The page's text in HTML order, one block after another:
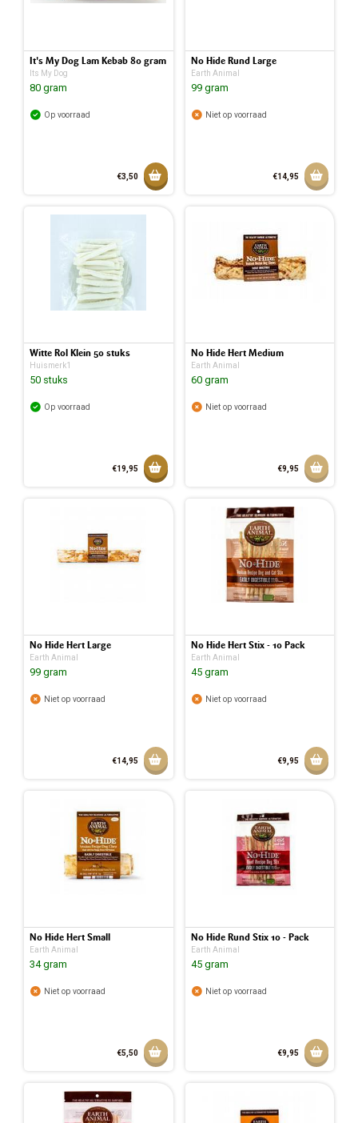
It's My Dog Lam Kebab 80 gram
Its My Dog
80 gram
Op voorraad
€3,50 Toevoegen aan mandje
No Hide Rund Large
Earth Animal
99 gram
Niet op voorraad
€14,95 Aan
Witte Rol Klein 50 stuks
Huismerk1
50 stuks
Op voorraad
€19,95 Toevoegen aan mandje
Toegevoegd aan mandje
No Hide Hert Medium
Earth Animal
60 gram
Niet op voorraad
€9,95 Aan
No Hide Hert Large
Earth Animal
99 gram
Niet op voorraad
€14,95 Aan winkelmandje toevoegen
No Hide Hert Stix - 10 Pack
Earth Animal
45 gram
Niet op voorraad
€9,95 Aan
No Hide Hert Small
Earth Animal
34 gram
Niet op voorraad
€5,50 Aan winkelmandje toevoegen
No Hide Rund Stix 10 - Pack
Earth Animal
45 gram
Niet op voorraad
€9,95 Aan